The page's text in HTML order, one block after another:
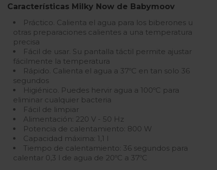
Características Milky Now de Babymoov
Práctico. Calienta el agua para los biberones u
otras preparaciones calientes a una temperatura
precisa
Fácil de usar. Su pantalla táctil permite ajustar
fácilmente la temperatura
Rápido. Calienta el agua a 37ºC en tan solo 36
segundos
Higiénico. Puedes hervir agua a 100ºC para
eliminar cualquier bacteria
Fácil de limpiar
Alimentación: 220 V - 50 Hz
Potencia de calentamiento: 800 W
Capacidad máxima: 1,1 l
Tiempo de calentamiento: 36 segundos para
calentar 0,3 l de agua de 20ºC a 37ºC